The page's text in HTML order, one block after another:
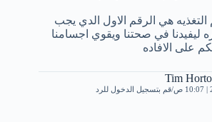
التغذيه هي الرقم الاول الدي يجب
ليفيدنا في صحتنا ويقوي اجسامنا
على الافاده
Tim
قم بتسجيل الدخول للرد